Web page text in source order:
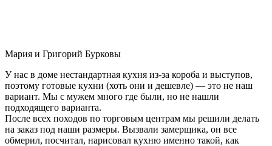
Мария и Григорий Бурковы
У нас в доме нестандартная кухня из-за короба и выступов,
поэтому готовые кухни (хоть они и дешевле) — это не наш
вариант. Мы с мужем много где были, но не нашли
подходящего варианта.
После всех походов по торговым центрам мы решили делать
на заказ под наши размеры. Вызвали замерщика, он все
обмерил, посчитал, нарисовал кухню именно такой, как